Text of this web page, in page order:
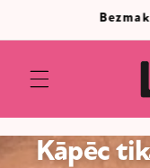
saturu
Kāpēc